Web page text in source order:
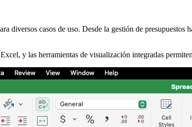
diversos casos de uso. Desde la gestión de presupuestos
y las herramientas de visualización integradas